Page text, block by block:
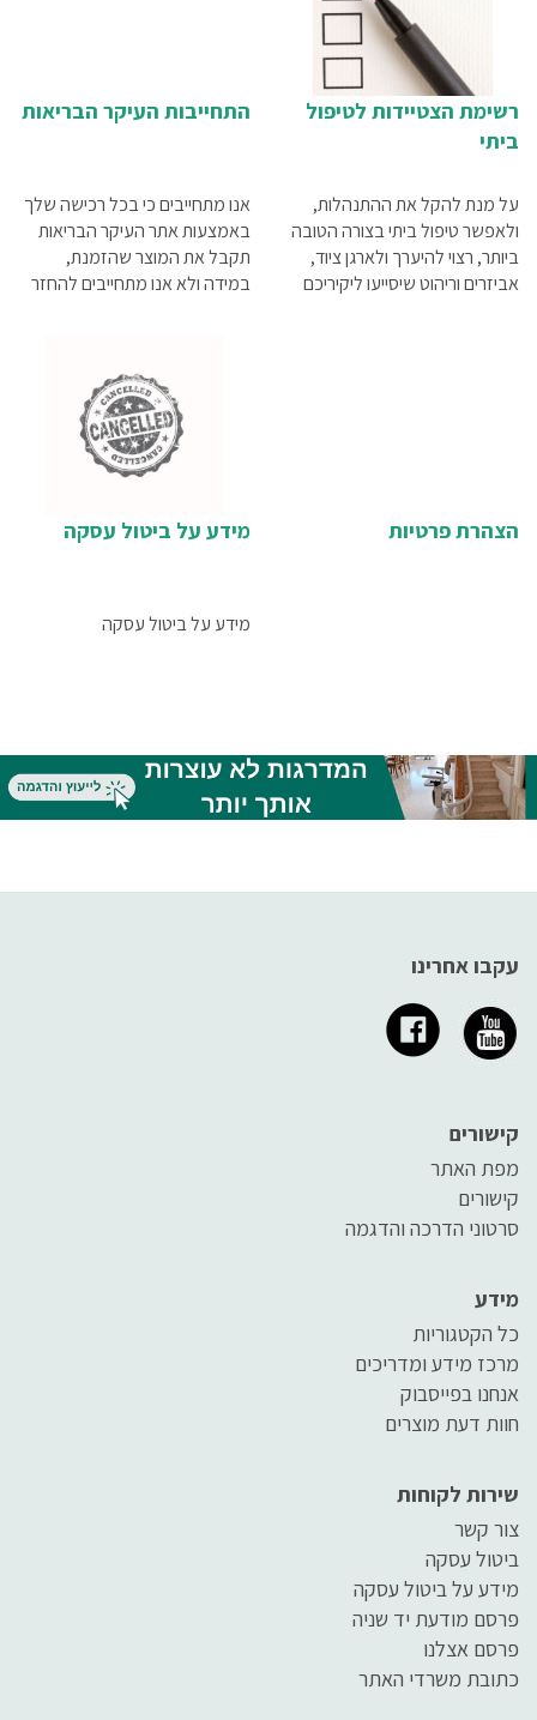
התחייבות העיקר הבריאות
אנו מתחייבים כי בכל רכישה שלך
באמצעות אתר העיקר הבריאות
תקבל את המוצר שהזמנת,
במידה ולא אנו מתחייבים להחזר
לתקנון האתר
רשימת הצטיידות לטיפול
ביתי
על מנת להקל את ההתנהלות,
ולאפשר טיפול ביתי בצורה הטובה
ביותר, רצוי להיערך ולארגן ציוד,
אביזרים וריהוט שיסייעו ליקיריכם
מידע על ביטול עסקה
מידע על ביטול עסקה
הצהרת פרטיות
עקבו אחרינו
קישורים
מפת האתר
קישורים
סרטוני הדרכה והדגמה
מידע
כל הקטגוריות
מרכז מידע ומדריכים
אנחנו בפייסבוק
חוות דעת מוצרים
שירות לקוחות
צור קשר
ביטול עסקה
מידע על ביטול עסקה
פרסם מודעת יד שניה
פרסם אצלנו
כתובת משרדי האתר